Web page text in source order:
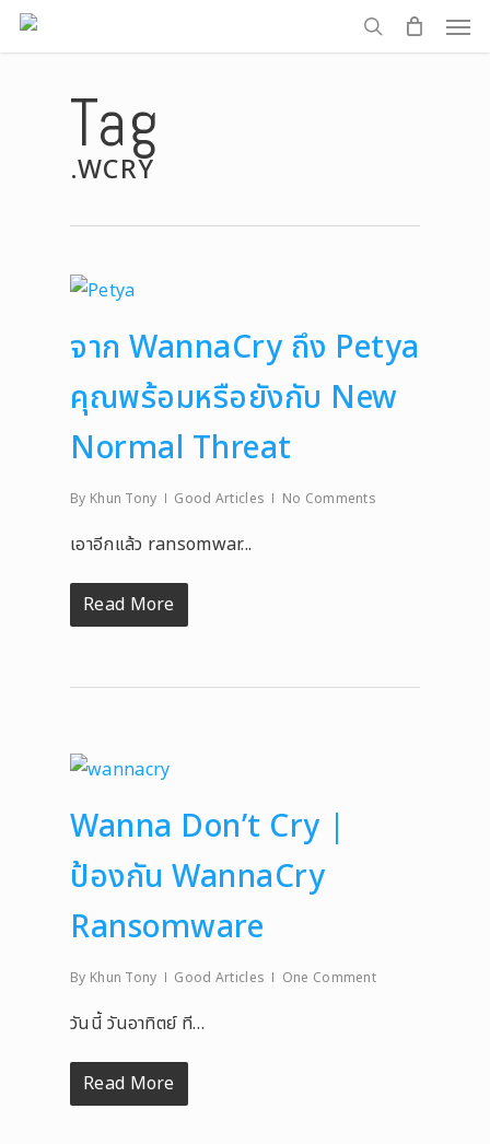
Skip
to
search
Tag
.WCRY
จาก WannaCry ถึง Petya
คุณพร้อมหรือยังกับ New
Normal Threat
By Khun Tony Good Articles No Comments
เอาอีกแล้ว ransomwar...
Read More
Wanna Don’t Cry |
ป้องกัน WannaCry
Ransomware
By Khun Tony Good Articles One Comment
วันนี้ วันอาทิตย์ ที…
Read More